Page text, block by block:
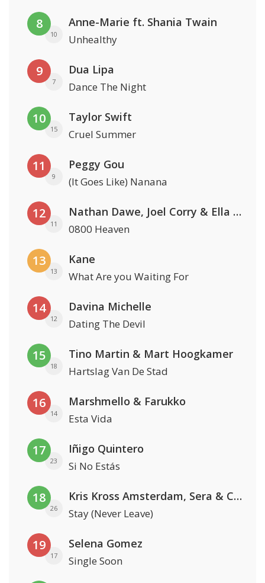
8
10
Anne-Marie ft. Shania Twain
Unhealthy
9
7
Dua Lipa
Dance The Night
10
15
Taylor Swift
Cruel Summer
11
9
Peggy Gou
(It Goes Like) Nanana
12
11
Nathan Dawe, Joel Corry & Ella Henderson
0800 Heaven
13
13
Kane
What Are you Waiting For
14
12
Davina Michelle
Dating The Devil
15
18
Tino Martin & Mart Hoogkamer
Hartslag Van De Stad
16
14
Marshmello & Farukko
Esta Vida
17
23
Iñigo Quintero
Si No Estás
18
26
Kris Kross Amsterdam, Sera & Conor Maynard
Stay (Never Leave)
19
17
Selena Gomez
Single Soon